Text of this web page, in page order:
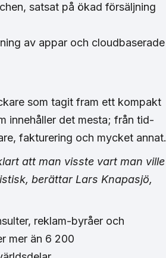
satsat på ökad försäljning
av appar och cloudbaserade
som tagit fram ett kompakt
innehåller det mesta; från tid-
fakturering och mycket annat.
att man visste vart man ville
berättar Lars Knapasjö,
reklam-byråer och
mer än 6 200